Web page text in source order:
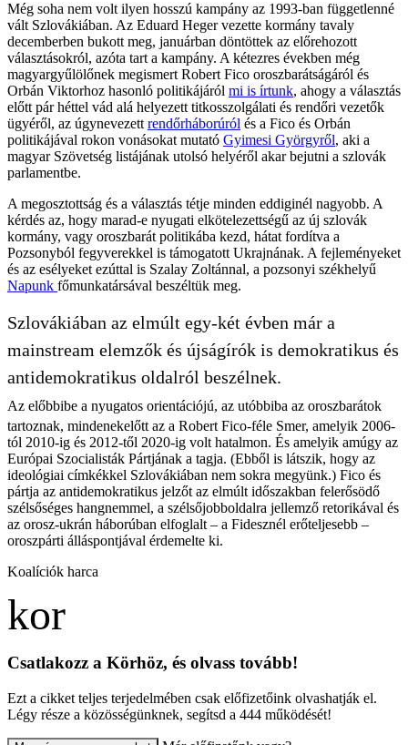
Még soha nem volt ilyen hosszú kampány az 1993-ban függetlenné
vált Szlovákiában. Az Eduard Heger vezette kormány tavaly
decemberben bukott meg, januárban döntöttek az előrehozott
választásokról, azóta tart a kampány. A kétezres években még
magyargyűlölőnek megismert Robert Fico oroszbarátságáról és
Orbán Viktorhoz hasonló politikájáról mi is írtunk, ahogy a választás
előtt pár héttel vád alá helyezett titkosszolgálati és rendőri vezetők
ügyéről, az úgynevezettrendőrháborúról és a Fico és Orbán
politikájával rokon vonásokat mutató Gyimesi Györgyről, aki a
magyar Szövetség listájának utolsó helyéről akar bejutni a szlovák
parlamentbe.
A megosztottság és a választás tétje minden eddiginél nagyobb. A
kérdés az, hogy marad-e nyugati elkötelezettségű az új szlovák
kormány, vagy oroszbarát politikába kezd, hátat fordítva a
Pozsonyból fegyverekkel is támogatott Ukrajnának. A fejleményeket
és az esélyeket ezúttal is Szalay Zoltánnal, a pozsonyi székhelyű
Napunk főmunkatársával beszéltük meg.
Szlovákiában az elmúlt egy-két évben már a
mainstream elemzők és újságírók is demokratikus és
antidemokratikus oldalról beszélnek.
Az előbbibe a nyugatos orientációjú, az utóbbiba az oroszbarátok
tartoznak, mindenekelőtt az a Robert Fico-féle Smer, amelyik 2006-
tól 2010-ig és 2012-től 2020-ig volt hatalmon. És amelyik amúgy az
Európai Szocialisták Pártjának a tagja. (Ebből is látszik, hogy az
ideológiai címkékkel Szlovákiában nem sokra megyünk.) Fico és
pártja az antidemokratikus jelzőt az elmúlt időszakban felerősödő
szélsőséges hangnemmel, a szélsőjobboldalra jellemző retorikával és
az orosz-ukrán háborúban elfoglalt – a Fidesznél erőteljesebb –
oroszpárti álláspontjával érdemelte ki.
Koalíciók harca
Csatlakozz a Körhöz, és olvass tovább!
Ezt a cikket teljes terjedelmében csak előfizetőink olvashatják el.
Légy része a közösségünknek, segítsd a 444 működését!